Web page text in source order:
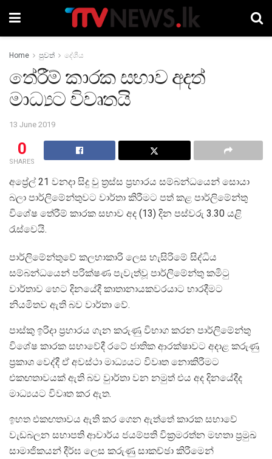
Home පුවත් දේශීය
තේරීම් කාරක සභාව අදත්
මාධ්‍යට විවෘතයි
13 June 2019
0
SHARES
අප්‍රේල් 21 වනදා සිදු වු ත්‍රස්ස ප්‍රහාරය සම්බන්ධයෙන් සොයා
බලා පාර්ලිමේන්තුවට වාර්තා කිරීමට පත් කළ පාර්ලිමේන්තු
විශේෂ තේරීම් කාරක සභාව අද (13) දින පස්වරු 3.30 යළි
රැස්වෙයි.
පාර්ලිමේන්තුවේ කලහාකාරි ලෙස හැසිරිමේ සිද්ධිය
සම්බන්ධයෙන් පරික්ෂණ පැවැත්වූ පාර්ලිමේන්තු කමිටු
වාර්තාව හෙට දිනයේදී කාතානායකවරයාට භාරදීමට
නියමිතව ඇති බව වාර්තා වේ.
පාස්කු ඉරිදා ප්‍රහාරය ගැන කරුණු විභාග කරන පාර්ලිමේන්තු
විශේෂ කාරක සභාවේදී රටේ ජාතික ආරක්ෂාවට අදාළ කරුණු
ප්‍රකාශ වෙද්දී ඒ අවස්ථා මාධ්‍යයට විවෘත නොකිරීමට
එකඟතාවයක් ඇති බව වුාර්තා වන නමුත් එය අද දිනයේදීද
මාධ්‍යයට විවෘත කර ඇත.
ඉහත එකඟතාවය ඇති කර ගෙන ඇත්තේ කාරක සභාවේ
වැඩබලන සභාපති ආචාර්ය ජයම්පති වික්‍රමරත්න මහතා ප්‍රමුඛ
සාමාජිකයන් දීර්ඝ ලෙස කරුණු සාකච්ඡා කිරීමෙන්